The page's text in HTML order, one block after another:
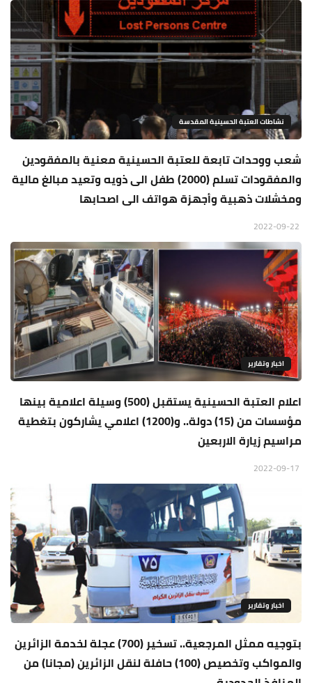
نشاطات العتبة الحسينية المقدسة
شعب ووحدات تابعة للعتبة الحسينية معنية بالمفقودين
والمفقودات تسلم (2000) طفل الى ذويه وتعيد مبالغ مالية
ومخشلات ذهبية وأجهزة هواتف الى اصحابها
اخبار وتقارير
اعلام العتبة الحسينية يستقبل (500) وسيلة اعلامية بينها
مؤسسات من (15) دولة.. و(1200) اعلامي يشاركون بتغطية
مراسيم زيارة الاربعين
اخبار وتقارير
بتوجيه ممثل المرجعية.. تسخير (700) عجلة لخدمة الزائرين
والمواكب وتخصيص (100) حافلة لنقل الزائرين (مجانا) من